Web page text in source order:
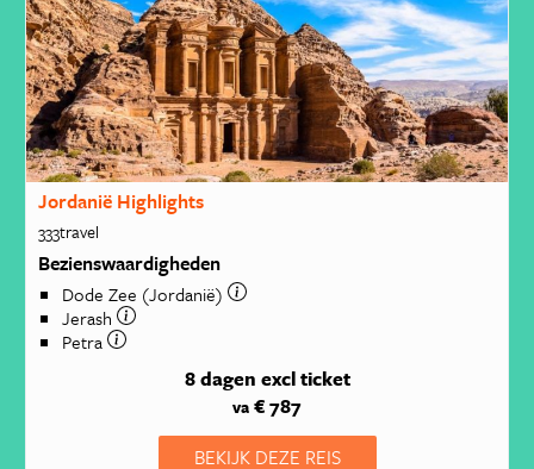
Jordanië Highlights
333travel
Bezienswaardigheden
Dode Zee (Jordanië)
Jerash
Petra
8 dagen excl ticket
va € 787
BEKIJK DEZE REIS